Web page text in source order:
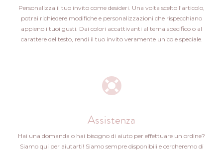
Personalizza il tuo invito come desideri. Una volta scelto l'articolo,
potrai richiedere modifiche e personalizzazioni che rispecchiano
appieno i tuoi gusti. Dai colori accattivanti al tema specifico o al
carattere del testo, rendi il tuo invito veramente unico e speciale.
Assistenza
Hai una domanda o hai bisogno di aiuto per effettuare un ordine?
Siamo qui per aiutarti! Siamo sempre disponibili e cercheremo di